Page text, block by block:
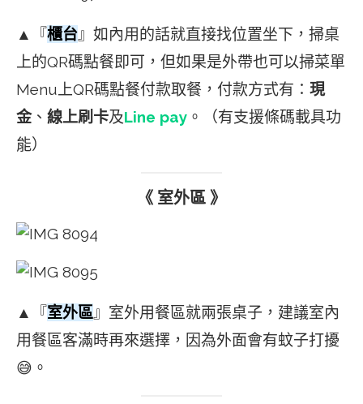
▲『櫃台』如內用的話就直接找位置坐下，掃桌
上的QR碼點餐即可，但如果是外帶也可以掃菜單
Menu上QR碼點餐付款取餐，付款方式有： 現
金、 線上刷卡及Line pay 。（有支援條碼載具功
能）
《 室外區 》
▲『室外區』室外用餐區就兩張桌子，建議室內
用餐區客滿時再來選擇，因為外面會有蚊子打擾
😅。